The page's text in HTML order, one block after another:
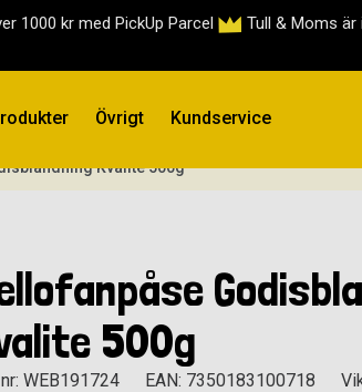
1000 kr med PickUp Parcel Tull & Moms är
Övrigt Kundservice
Kvalite 500g
500g
WEB191724 EAN: 7350183100718